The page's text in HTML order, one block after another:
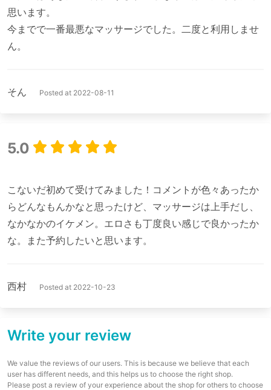
思います。
今までで一番最悪なマッサージでした。二度と利用しませ
そん Posted at 2022-08-11
5.0
こないだ初めて受けてみました！コメントが色々あったか
らどんなもんかなと思ったけど、マッサージは上手だし、
なかなかのイケメン。エロさも丁度良い感じで良かったか
西村 Posted at 2022-10-23
Write your review
We value the reviews of our users. This is because we believe that each
user has different needs, and this helps us to choose the right shop.
Please post a review of your experience about the shop for others to choose